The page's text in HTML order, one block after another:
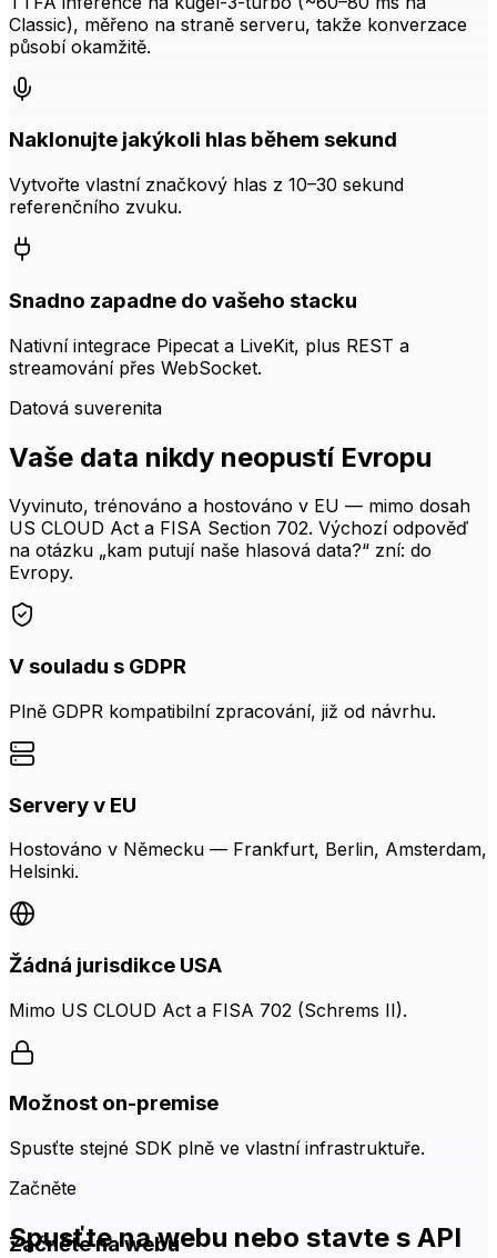
Classic), měřeno na straně serveru, takže konverzace
působí okamžitě.
Naklonujte jakýkoli hlas během sekund
Vytvořte vlastní značkový hlas z 10–30 sekund
referenčního zvuku.
Snadno zapadne do vašeho stacku
Nativní integrace Pipecat a LiveKit, plus REST a
streamování přes WebSocket.
Datová suverenita
Vaše data nikdy neopustí Evropu
Vyvinuto, trénováno a hostováno v EU — mimo dosah
US CLOUD Act a FISA Section 702. Výchozí odpověď
na otázku „kam putují naše hlasová data?“ zní: do
Evropy.
V souladu s GDPR
Plně GDPR kompatibilní zpracování, již od návrhu.
Servery v EU
Hostováno v Německu — Frankfurt, Berlin, Amsterdam,
Helsinki.
Žádná jurisdikce USA
Mimo US CLOUD Act a FISA 702 (Schrems II).
Možnost on-premise
Spusťte stejné SDK plně ve vlastní infrastruktuře.
Začněte
Spusťte na webu nebo stavte s API
Začněte na webu